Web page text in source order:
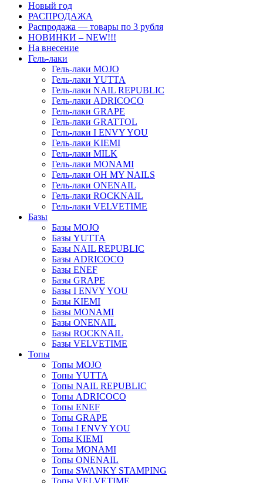
Новый год
РАСПРОДАЖА
Распродажа — товары по 3 рубля
НОВИНКИ – NEW!!!
На внесение
Гель-лаки
Гель-лаки MOJO
Гель-лаки YUTTA
Гель-лаки NAIL REPUBLIC
Гель-лаки ADRICOCO
Гель-лаки GRAPE
Гель-лаки GRATTOL
Гель-лаки I ENVY YOU
Гель-лаки KIEMI
Гель-лаки MILK
Гель-лаки MONAMI
Гель-лаки OH MY NAILS
Гель-лаки ONENAIL
Гель-лаки ROCKNAIL
Гель-лаки VELVETIME
Базы
Базы MOJO
Базы YUTTA
Базы NAIL REPUBLIC
Базы ADRICOCO
Базы ENEF
Базы GRAPE
Базы I ENVY YOU
Базы KIEMI
Базы MONAMI
Базы ONENAIL
Базы ROCKNAIL
Базы VELVETIME
Топы
Топы MOJO
Топы YUTTA
Топы NAIL REPUBLIC
Топы ADRICOCO
Топы ENEF
Топы GRAPE
Топы I ENVY YOU
Топы KIEMI
Топы MONAMI
Топы ONENAIL
Топы SWANKY STAMPING
Топы VELVETIME